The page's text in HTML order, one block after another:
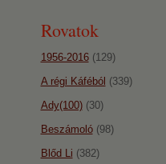
Rovatok
1956-2016(129)
A régi Káféból (339)
Ady(100)(30)
Beszámoló(98)
Blőd Li (382)